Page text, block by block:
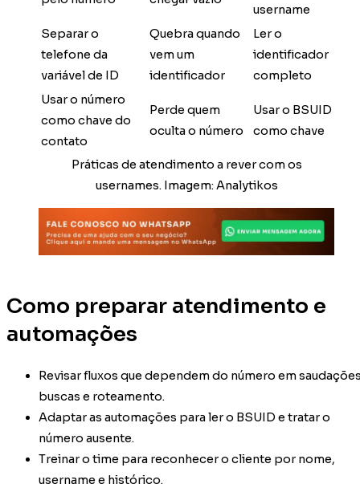
username
Separar o
telefone da
variável de ID
Quebra quando
vem um
identificador
Ler o
identificador
completo
Usar o número
como chave do
contato
Perde quem
oculta o número
Usar o BSUID
como chave
Práticas de atendimento a rever com os
usernames. Imagem: Analytikos
Como preparar atendimento e
automações
Revisar fluxos que dependem do número em
buscas e roteamento.
Adaptar as automações para ler o BSUID e tratar o
número ausente.
Treinar o time para reconhecer o cliente por nome,
username e histórico.